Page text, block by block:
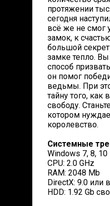
протяжении
сегодня
всё же не смог
замок, к
большой
замке тепло.
способ
он помог
ведьмы. При
тайну того, как
свободу.
котором
королевство.
Системные
Windows 7, 8, 10
CPU: 2.0 GHz
RAM: 2048 Mb
DirectX: 9.0 или
HDD: 1.92 Gb